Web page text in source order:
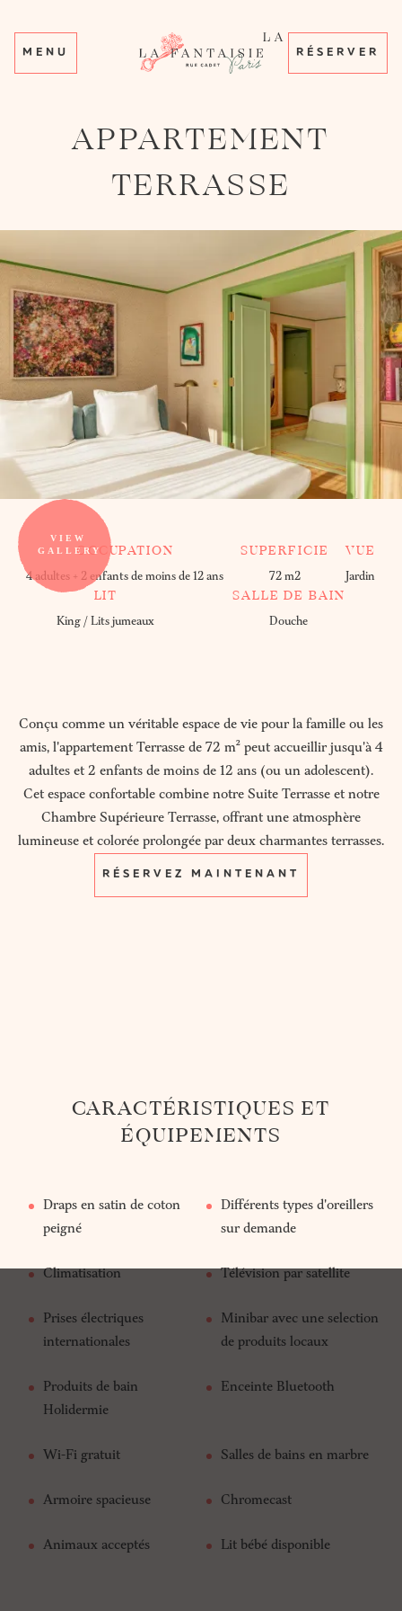
MENU RÉSERVER
APPARTEMENT
TERRASSE
OCCUPATION
4 adultes + 2 enfants de moins de 12 ans
SUPERFICIE
72 m2
VUE
Jardin
LIT
King / Lits jumeaux
SALLE DE BAIN
Douche
Conçu comme un véritable espace de vie pour la famille ou les
amis, l'appartement Terrasse de 72 m² peut accueillir jusqu'à 4
adultes et 2 enfants de moins de 12 ans (ou un adolescent).
Cet espace confortable combine notre Suite Terrasse et notre
Chambre Supérieure Terrasse, offrant une atmosphère
lumineuse et colorée prolongée par deux charmantes terrasses.
RÉSERVEZ MAINTENANT
CARACTÉRISTIQUES ET
ÉQUIPEMENTS
Draps en satin de coton
peigné
Différents types d'oreillers
sur demande
Climatisation Télévision par satellite
Prises électriques
internationales
Minibar avec une selection
de produits locaux
Produits de bain
Holidermie
Enceinte Bluetooth
Wi-Fi gratuit Salles de bains en marbre
Armoire spacieuse Chromecast
Animaux acceptés Lit bébé disponible